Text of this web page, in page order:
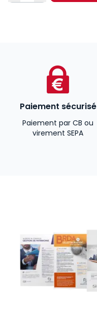
Paiement sécurisé
Paiement par CB ou
virement SEPA